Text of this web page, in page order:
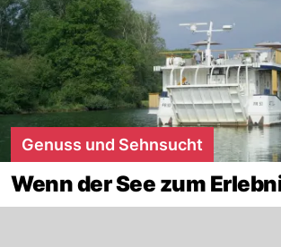
Genuss und Sehnsucht
Wenn der See zum